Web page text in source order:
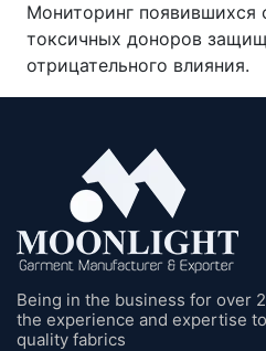
Мониторинг появившихся
токсичных доноров
отрицательного влияния.
Being in the business for over
the experience and expertise
quality fabrics